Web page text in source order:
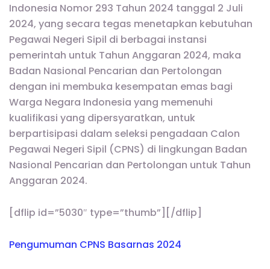
Indonesia Nomor 293 Tahun 2024 tanggal 2 Juli
2024, yang secara tegas menetapkan kebutuhan
Pegawai Negeri Sipil di berbagai instansi
pemerintah untuk Tahun Anggaran 2024, maka
Badan Nasional Pencarian dan Pertolongan
dengan ini membuka kesempatan emas bagi
Warga Negara Indonesia yang memenuhi
kualifikasi yang dipersyaratkan, untuk
berpartisipasi dalam seleksi pengadaan Calon
Pegawai Negeri Sipil (CPNS) di lingkungan Badan
Nasional Pencarian dan Pertolongan untuk Tahun
Anggaran 2024.
[dflip id=”5030″ type=”thumb”][/dflip]
Pengumuman CPNS Basarnas 2024